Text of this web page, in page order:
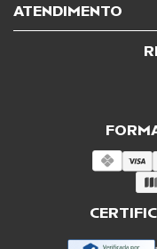
ATENDIMENTO